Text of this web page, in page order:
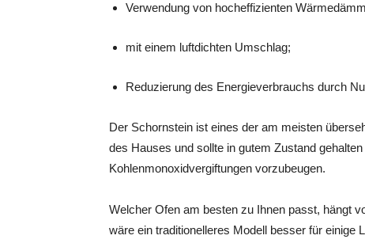
Verwendung von hocheffizienten
mit einem luftdichten Umschlag;
Reduzierung des Energieverbrauchs durch
Der Schornstein ist eines der am meisten
des Hauses und sollte in gutem Zustand
Kohlenmonoxidvergiftungen vorzubeugen.
Welcher Ofen am besten zu Ihnen passt, hängt
wäre ein traditionelleres Modell besser für einige